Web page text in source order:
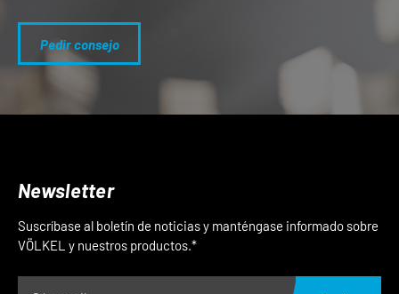
Pedir consejo
Newsletter
Suscríbase al boletín de noticias y manténgase informado sobre
VÖLKEL y nuestros productos.*